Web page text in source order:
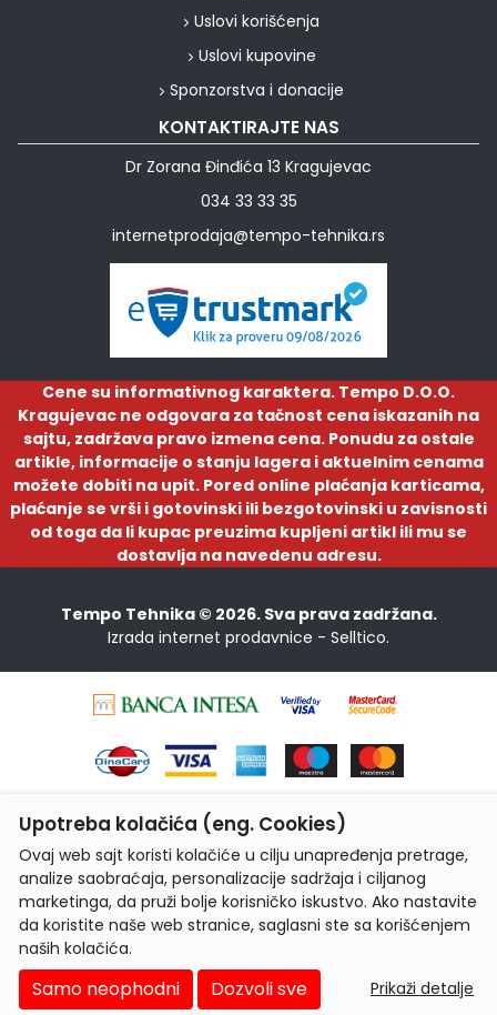
Uslovi korišćenja
Uslovi kupovine
Sponzorstva i donacije
KONTAKTIRAJTE NAS
Dr Zorana Đinđića 13 Kragujevac
034 33 33 35
internetprodaja@tempo-tehnika.rs
Cene su informativnog karaktera. Tempo D.O.O.
Kragujevac ne odgovara za tačnost cena iskazanih na
sajtu, zadržava pravo izmena cena. Ponudu za ostale
artikle, informacije o stanju lagera i aktuelnim cenama
možete dobiti na upit. Pored online plaćanja karticama,
plaćanje se vrši i gotovinski ili bezgotovinski u zavisnosti
od toga da li kupac preuzima kupljeni artikl ili mu se
dostavlja na navedenu adresu.
Tempo Tehnika © 2026. Sva prava zadržana.
Izrada internet prodavnice - Selltico.
Upotreba kolačića (eng. Cookies)
Ovaj web sajt koristi kolačiće u cilju unapređenja pretrage,
analize saobraćaja, personalizacije sadržaja i ciljanog
marketinga, da pruži bolje korisničko iskustvo. Ako nastavite
da koristite naše web stranice, saglasni ste sa korišćenjem
naših kolačića.
Samo neophodni Dozvoli sve Prikaži detalje